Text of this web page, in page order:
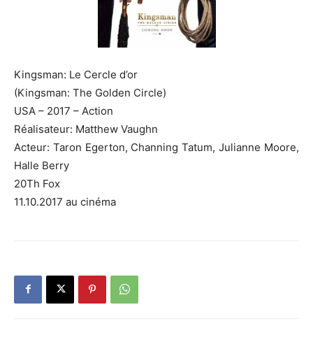
Kingsman: Le Cercle d’or
(Kingsman: The Golden Circle)
USA – 2017 – Action
Réalisateur: Matthew Vaughn
Acteur: Taron Egerton, Channing Tatum, Julianne Moore,
Halle Berry
20Th Fox
11.10.2017 au cinéma